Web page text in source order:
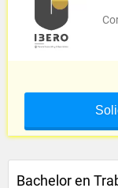
Bachelor en